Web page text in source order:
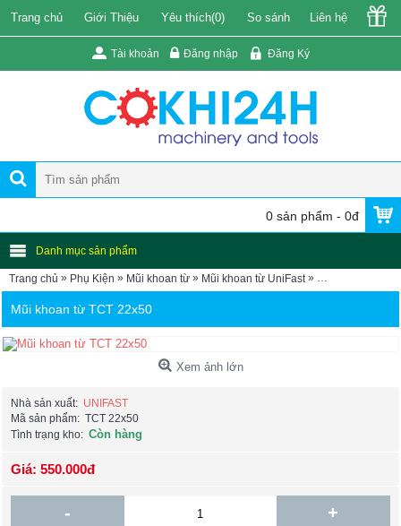
Trang chủ Giới Thiệu Yêu thích(0) So sánh Liên hệ
Tài khoản Đăng nhập Đăng Ký
0 sản phẩm - 0đ
Danh mục sản phẩm
Trang chủ » Phụ Kiện » Mũi khoan từ » Mũi khoan từ UniFast » Mũi khoan từ
Mũi khoan từ TCT 22x50
Xem ảnh lớn
Nhà sản xuất: UNIFAST
Mã sản phẩm: TCT 22x50
Tình trạng kho: Còn hàng
Giá: 550.000đ
- +